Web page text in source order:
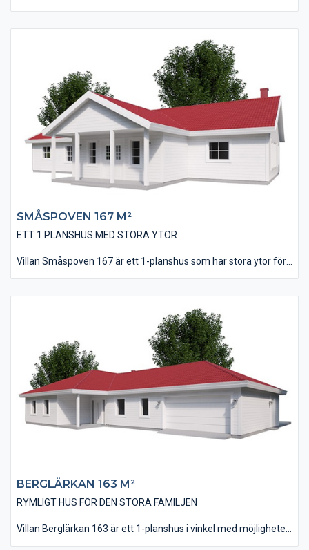
boyta och innehåller 3 st väl tilltagna Sovrum. Husets kök har
ett vinkelinrede plus en stor köksö där man kan bereda mat i
goda vänners lag. Vardagsrummet är på nästan 40 kvm och
vars stora fönsterpartier ger rummet ett inbjudande ljus.
SMÅSPOVEN 167 M²
ETT 1 PLANSHUS MED STORA YTOR
Villan Småspoven 167 är ett 1-planshus som har stora ytor för
boyta och innehåller 3 st sovrum plus ett allrum som också kan
göras om till ett sovrum om behov skulle uppstå.
Vardagsrummet, kök och matplats är på nästan 60 kvm och
finns placerat i husets ena del i en öppen och modern
utformning. Köket är dessutom utfört med ett klassiskt
skafferi.
BERGLÄRKAN 163 M²
RYMLIGT HUS FÖR DEN STORA FAMILJEN
Villan Berglärkan 163 är ett 1-planshus i vinkel med möjligheten